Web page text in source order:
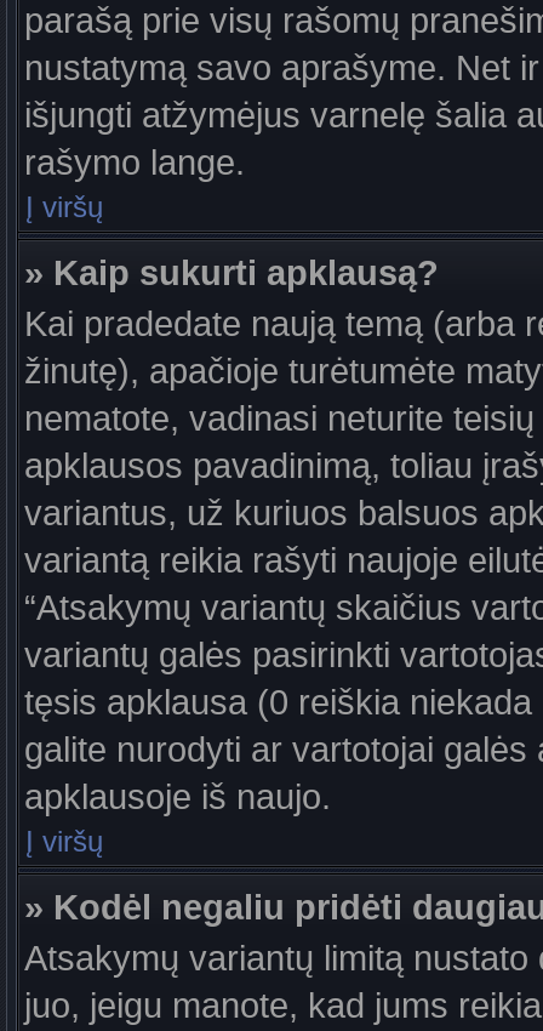
parašą prie visų rašomų
nustatymą savo aprašyme. Net
išjungti atžymėjus varnelę šalia
rašymo lange.
Į viršų
» Kaip sukurti apklausą?
Kai pradedate naują temą (arba
žinutę), apačioje turėtumėte
nematote, vadinasi neturite
apklausos pavadinimą, toliau
variantus, už kuriuos balsuos
variantą reikia rašyti naujoje
“Atsakymų variantų skaičius
variantų galės pasirinkti
tęsis apklausa (0 reiškia
galite nurodyti ar vartotojai
apklausoje iš naujo.
Į viršų
» Kodėl negaliu pridėti
Atsakymų variantų limitą
juo, jeigu manote, kad jums